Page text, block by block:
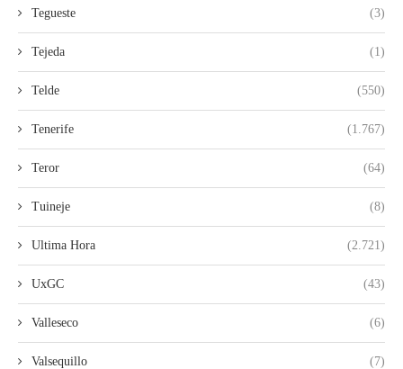
Tegueste (3)
Tejeda (1)
Telde (550)
Tenerife (1.767)
Teror (64)
Tuineje (8)
Ultima Hora (2.721)
UxGC (43)
Valleseco (6)
Valsequillo (7)